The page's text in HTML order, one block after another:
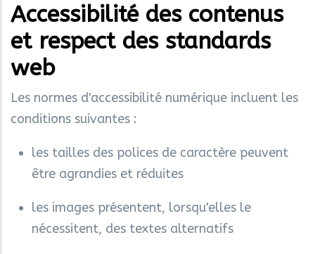
Accessibilité des contenus
et respect des standards
web
Les normes d'accessibilité numérique incluent les
conditions suivantes :
les tailles des polices de caractère peuvent
être agrandies et réduites
les images présentent, lorsqu'elles le
nécessitent, des textes alternatifs